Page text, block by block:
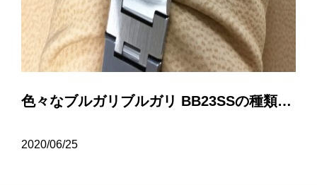
色々なブルガリブルガリ BB23SSの種類について…
2020/06/25